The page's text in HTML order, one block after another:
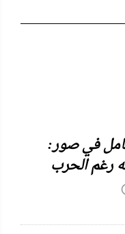
في صور:
رغم الحرب